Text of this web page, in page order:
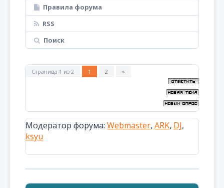
Правила форума
RSS
Поиск
Страница 1 из 2 1 2 »
Модератор форума: Webmaster, ARK, DJ,
ksyu